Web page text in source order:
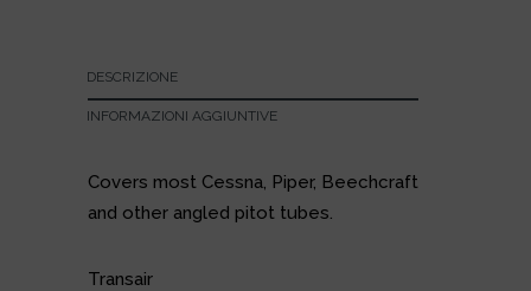
DESCRIZIONE
INFORMAZIONI AGGIUNTIVE
Covers most Cessna, Piper, Beechcraft
and other angled pitot tubes.
Transair